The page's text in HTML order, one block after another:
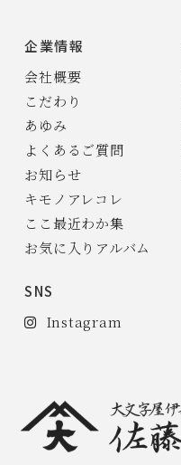
企業情報
会社概要
こだわり
あゆみ
よくあるご質問
お知らせ
キモノアレコレ
ここ最近わか集
お気に入りアルバム
SNS
Instagram